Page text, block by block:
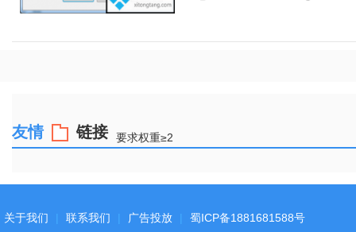
友情 链接 要求权重≥2
关于我们 联系我们 广告投放 蜀ICP备1881681588号